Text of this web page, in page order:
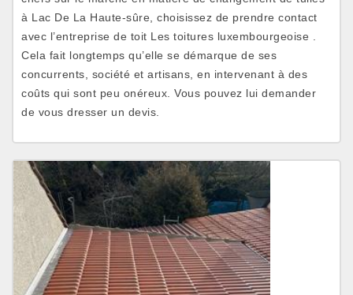
à Lac De La Haute-sûre, choisissez de prendre contact
avec l’entreprise de toit Les toitures luxembourgeoise .
Cela fait longtemps qu’elle se démarque de ses
concurrents, société et artisans, en intervenant à des
coûts qui sont peu onéreux. Vous pouvez lui demander
de vous dresser un devis.